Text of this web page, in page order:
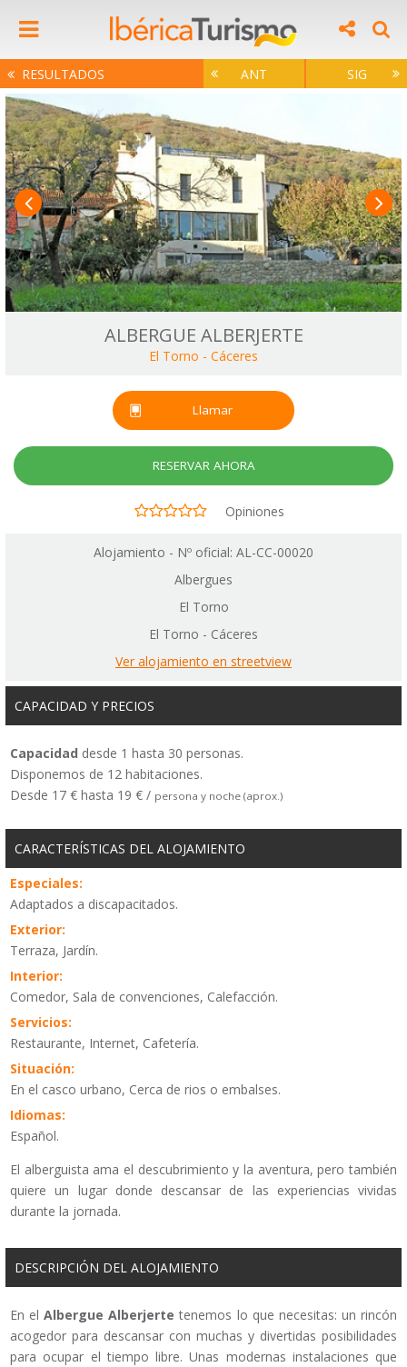
RESULTADOS ANT SIG
ALBERGUE ALBERJERTE
El Torno - Cáceres
Llamar
RESERVAR AHORA
Opiniones
Alojamiento - Nº oficial: AL-CC-00020
Albergues
El Torno
El Torno - Cáceres
Ver alojamiento en streetview
CAPACIDAD Y PRECIOS
Capacidad desde 1 hasta 30 personas.
Disponemos de 12 habitaciones.
Desde 17 € hasta 19 € / persona y noche (aprox.)
CARACTERÍSTICAS DEL ALOJAMIENTO
Especiales:
Adaptados a discapacitados.
Exterior:
Terraza, Jardín.
Interior:
Comedor, Sala de convenciones, Calefacción.
Servicios:
Restaurante, Internet, Cafetería.
Situación:
En el casco urbano, Cerca de rios o embalses.
Idiomas:
Español.
El alberguista ama el descubrimiento y la aventura, pero también
quiere un lugar donde descansar de las experiencias vividas
durante la jornada.
DESCRIPCIÓN DEL ALOJAMIENTO
En elAlbergue Alberjerte tenemos lo que necesitas: un rincón
acogedor para descansar con muchas y divertidas posibilidades
para ocupar el tiempo libre. Unas modernas instalaciones que